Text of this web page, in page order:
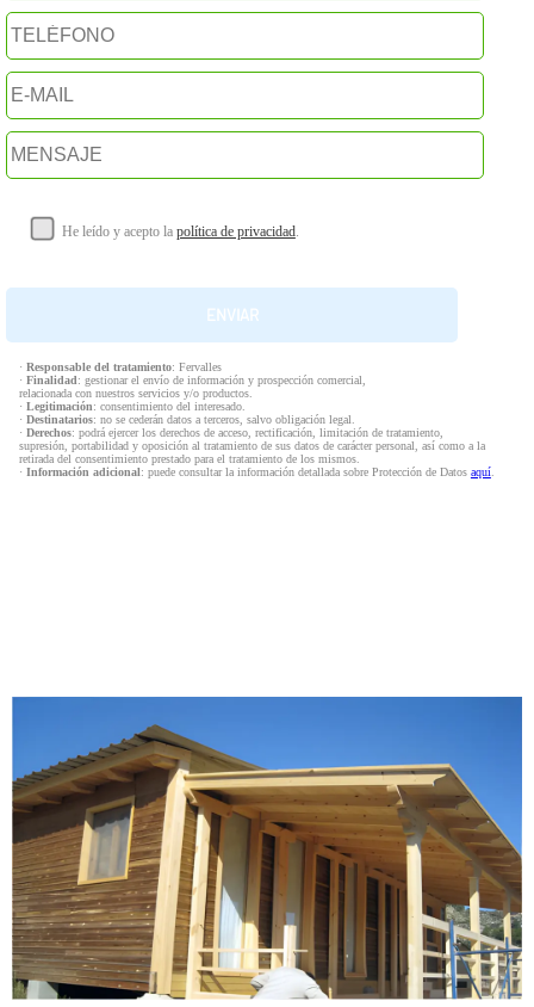
He leído y acepto la política de privacidad.
· Responsable del tratamiento: Fervalles
· Finalidad: gestionar el envío de información y prospección comercial,
relacionada con nuestros servicios y/o productos.
· Legitimación: consentimiento del interesado.
· Destinatarios: no se cederán datos a terceros, salvo obligación legal.
· Derechos: podrá ejercer los derechos de acceso, rectificación, limitación de tratamiento,
supresión, portabilidad y oposición al tratamiento de sus datos de carácter personal, así como a la
retirada del consentimiento prestado para el tratamiento de los mismos.
· Información adicional: puede consultar la información detallada sobre Protección de Datos aquí.